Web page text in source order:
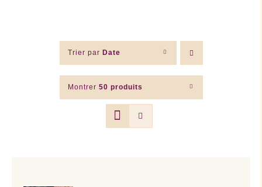
Trier par Date
Montrer 50 produits